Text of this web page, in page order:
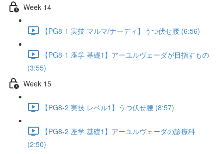
Week 14
【PG8-1 実技 マルマ/ナーディ】うつ伏せ腰 (6:56)
【PG8-1 座学 基礎1】アーユルヴェーダが目指すもの
(3:55)
Week 15
【PG8-2 実技 レベル1】うつ伏せ腰 (8:57)
【PG8-2 座学 基礎1】アーユルヴェーダの診療科
(2:50)